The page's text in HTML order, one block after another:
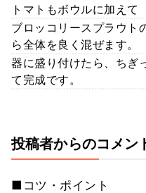
トマトもボウルに加えて
ブロッコリースプラウト
ら全体を良く混ぜます。
器に盛り付けたら、ちぎ
て完成です。
投稿者からのコメン
■コツ・ポイント